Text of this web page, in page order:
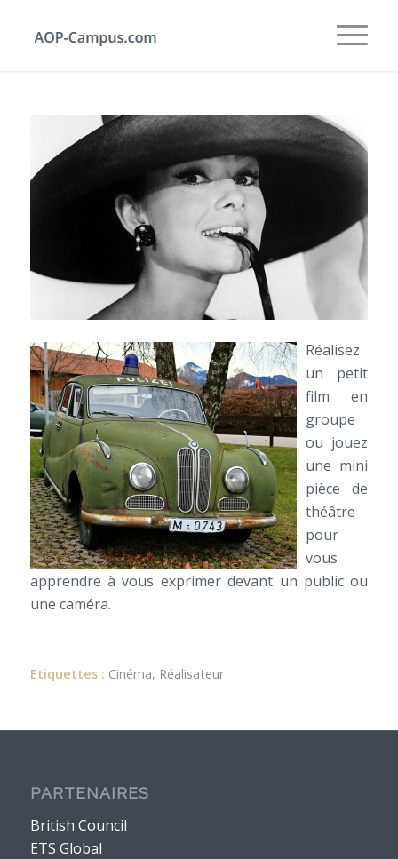
Réalisez
un petit
film en
groupe
ou jouez
une mini
pièce de
théâtre
pour
vous
apprendre à vous exprimer devant un public ou
une caméra.
Etiquettes : Cinéma, Réalisateur
PARTENAIRES
British Council
ETS Global